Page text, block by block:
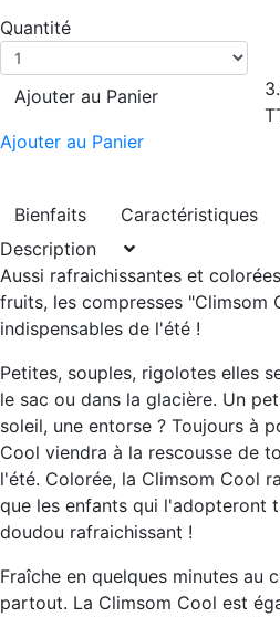
Quantité
Ajouter au Panier
Ajouter au Panier
Bienfaits Caractéristiques
Description
Aussi rafraichissantes et
fruits, les compresses "Climsom
indispensables de l'été !
Petites, souples, rigolotes elles
le sac ou dans la glacière. Un
soleil, une entorse ? Toujours à
Cool viendra à la rescousse de
l'été. Colorée, la Climsom Cool
que les enfants qui l'adopteront
doudou rafraichissant !
Fraîche en quelques minutes au
partout. La Climsom Cool est